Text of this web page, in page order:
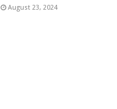
August 23, 2024